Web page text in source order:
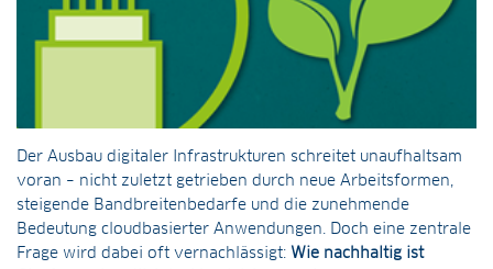
Der Ausbau digitaler Infrastrukturen schreitet unaufhaltsam
voran – nicht zuletzt getrieben durch neue Arbeitsformen,
steigende Bandbreitenbedarfe und die zunehmende
Bedeutung cloudbasierter Anwendungen. Doch eine zentrale
Frage wird dabei oft vernachlässigt: Wie nachhaltig ist